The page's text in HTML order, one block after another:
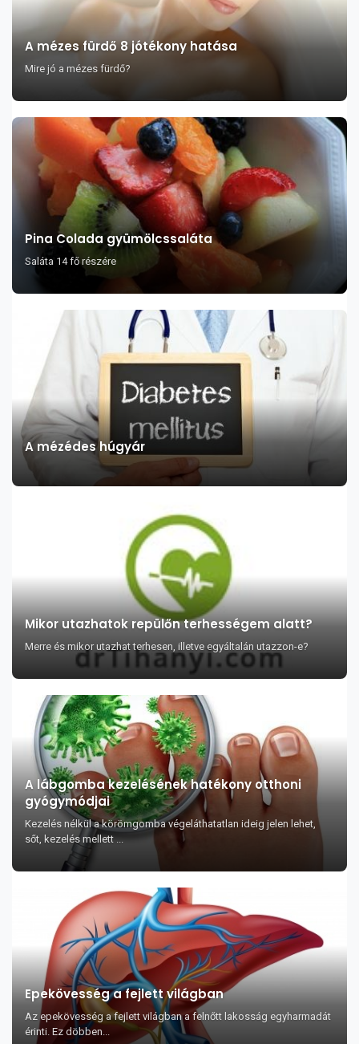
A mézes fürdő 8 jótékony hatása
Mire jó a mézes fürdő?
Pina Colada gyümölcssaláta
Saláta 14 fő részére
A mézédes húgyár
Mikor utazhatok repülőn terhességem alatt?
Merre és mikor utazhat terhesen, illetve egyáltalán utazzon-e?
A lábgomba kezelésének hatékony otthoni
gyógymódjai
Kezelés nélkül a körömgomba végeláthatatlan ideig jelen lehet,
sőt, kezelés mellett ...
Epekövesség a fejlett világban
Az epekövesség a fejlett világban a felnőtt lakosság egyharmadát
érinti. Ez döbben...